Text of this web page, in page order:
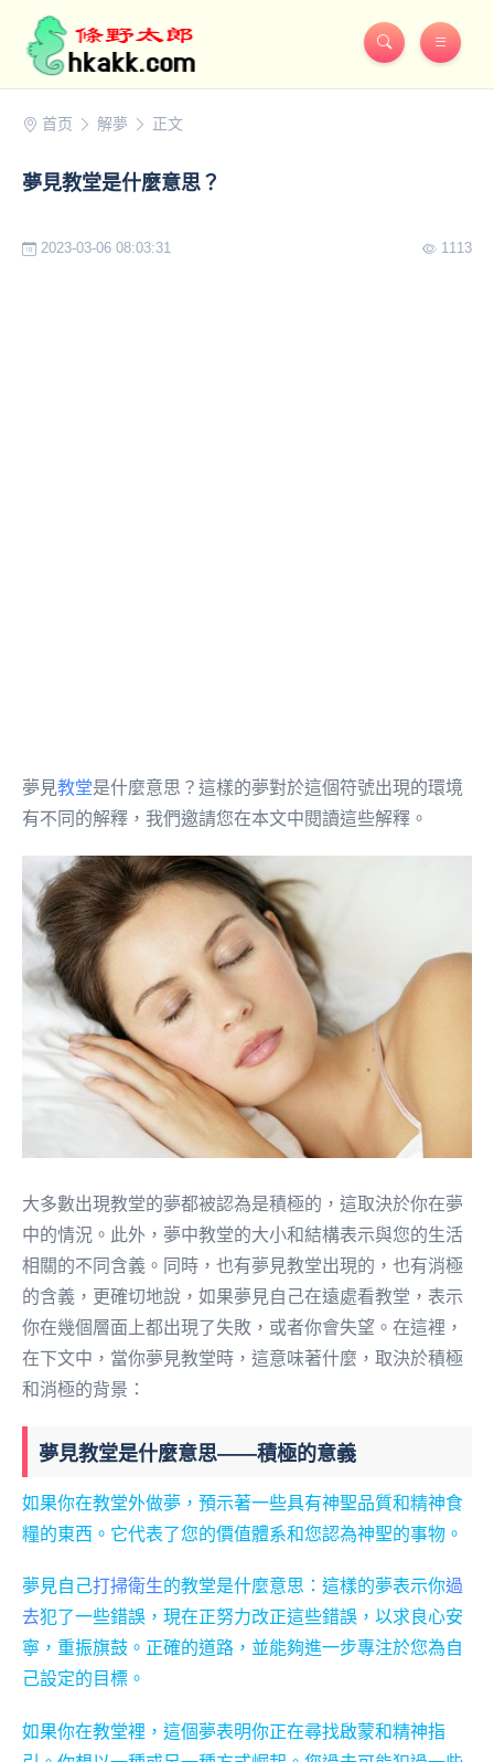
首页 解夢 正文
夢見教堂是什麼意思？
2023-03-06 08:03:31 1113
夢見教堂是什麼意思？這樣的夢對於這個符號出現的環境
有不同的解釋，我們邀請您在本文中閱讀這些解釋。
大多數出現教堂的夢都被認為是積極的，這取決於你在夢
中的情況。此外，夢中教堂的大小和結構表示與您的生活
相關的不同含義。同時，也有夢見教堂出現的，也有消極
的含義，更確切地說，如果夢見自己在遠處看教堂，表示
你在幾個層面上都出現了失敗，或者你會失望。在這裡，
在下文中，當你夢見教堂時，這意味著什麼，取決於積極
和消極的背景：
夢見教堂是什麼意思——積極的意義
如果你在教堂外做夢，預示著一些具有神聖品質和精神食
糧的東西。它代表了您的價值體系和您認為神聖的事物。
夢見自己打掃衛生的教堂是什麼意思：這樣的夢表示你過
去犯了一些錯誤，現在正努力改正這些錯誤，以求良心安
寧，重振旗鼓。正確的道路，並能夠進一步專注於您為自
己設定的目標。
如果你在教堂裡，這個夢表明你正在尋找啟蒙和精神指